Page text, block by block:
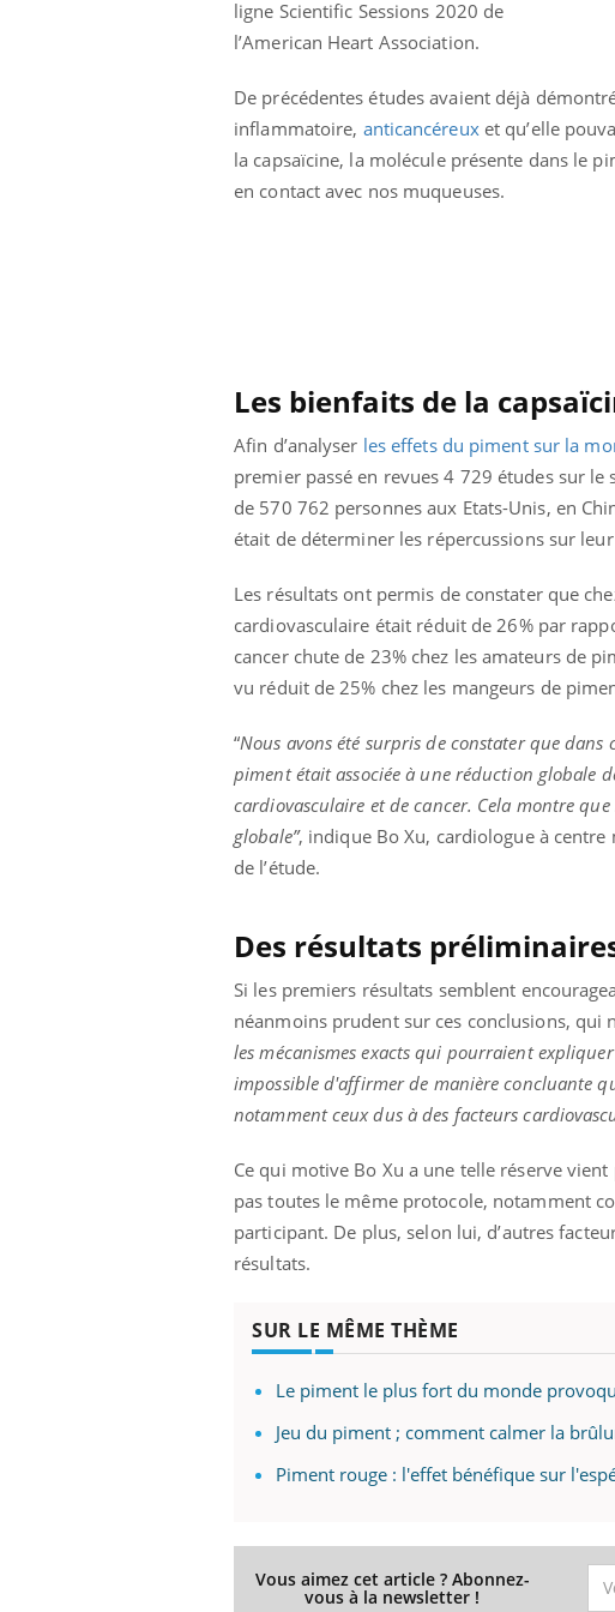
ligne Scientific Sessions 2020 de
l’American Heart Association.
De précédentes études avaient déjà
inflammatoire, anticancéreuxet qu’elle
la capsaïcine, la molécule présente dans le
en contact avec nos muqueuses.
Les bienfaits de la
Afin d’analyser les effets du piment sur la
premier passé en revues 4 729 études sur
de 570 762 personnes aux Etats-Unis, en
était de déterminer les répercussions sur
Les résultats ont permis de constater que
cardiovasculaire était réduit de 26% par
cancer chute de 23% chez les amateurs de
vu réduit de 25% chez les mangeurs de
“Nous avons été surpris de constater que
piment était associée à une réduction globale
cardiovasculaire et de cancer. Cela montre
globale”, indique Bo Xu, cardiologue à
de l’étude.
Des résultats
Si les premiers résultats semblent
néanmoins prudent sur ces conclusions, qui
les mécanismes exacts qui pourraient
impossible d'affirmer de manière concluante
notamment ceux dus à des facteurs
Ce qui motive Bo Xu a une telle réserve
pas toutes le même protocole, notamment
participant. De plus, selon lui, d’autres
résultats.
SUR LE MÊME THÈME
Le piment le plus fort du monde
Jeu du piment ; comment calmer la
Piment rouge : l'effet bénéfique sur
Vous aimez cet article ? Abonnez-
vous à la newsletter !
Eczéma Chronique des Mains : se
préparer pour l’été !Youtube
L'été arrive… et avec lui, un tout nouveau
rythme de vie ! Vacances, plage, piscine,
soleil, activités en plein air… Nos mains
Youtube
Diabète &
Le Ramadan
nombreuses
diabète,
défis, mais ...